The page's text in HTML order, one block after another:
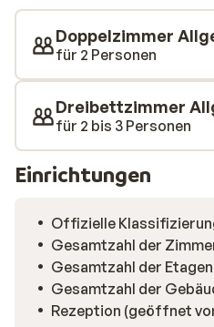
im Schnee können Sie im
Gerichte genießen.
Doppelzimmer
für 2 Personen
Dreibettzimmer
für 2 bis 3 Personen
Einrichtungen
Offizielle
Gesamtzahl der
Gesamtzahl der
Gesamtzahl der